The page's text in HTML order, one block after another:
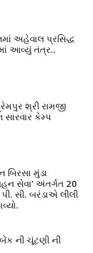
અહેવાલ પ્રસિદ્ધ
આવ્યું તંત્ર..
શ્રી રામજી
સારવાર કેમ્પ
બિરસા મુંડા
સેવા’ અંતર્ગત 20
સી. બરંડાએ લીલી
ની ચૂંટણી ની